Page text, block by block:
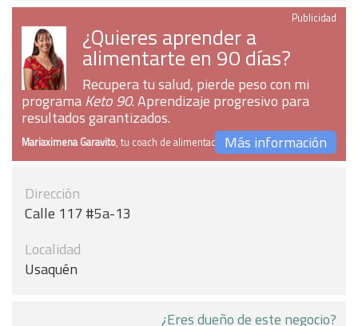
Publicidad
¿Quieres aprender a
alimentarte en 90 días?
Recupera tu salud, pierde peso con mi
programaKeto 90. Aprendizaje progresivo para
resultados garantizados.
Mariaximena Garavito, tu coach de alimentaciónMás información
Dirección
Calle 117 #5a-13
Localidad
Usaquén
¿Eres dueño de este negocio?